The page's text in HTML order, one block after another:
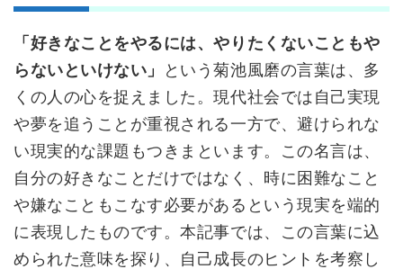
「好きなことをやるには、やりたくないこともや
らないといけない」
という菊池風磨の言葉は、多
くの人の心を捉えました。現代社会では自己実現
や夢を追うことが重視される一方で、避けられな
い現実的な課題もつきまといます。この名言は、
自分の好きなことだけではなく、時に困難なこと
や嫌なこともこなす必要があるという現実を端的
に表現したものです。本記事では、この言葉に込
められた意味を探り、自己成長のヒントを考察し